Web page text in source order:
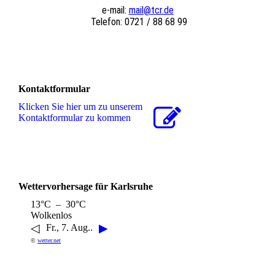
e-mail: mail@tcr.de
Telefon: 0721 / 88 68 99
Kontaktformular
Klicken Sie hier um zu unserem
Kon­takt­for­mu­lar zu kommen
Wettervorhersage für Karlsruhe
13°C – 30°C
Wolkenlos
◁ Fr., 7. Aug.. ▶
© wetter.net